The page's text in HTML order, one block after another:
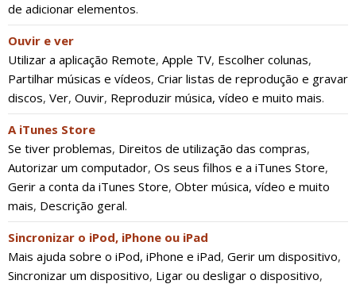
de adicionar elementos.
Ouvir e ver
Utilizar a aplicação Remote, Apple TV, Escolher colunas,
Partilhar músicas e vídeos, Criar listas de reprodução e gravar
discos, Ver, Ouvir, Reproduzir música, vídeo e muito mais.
A iTunes Store
Se tiver problemas, Direitos de utilização das compras,
Autorizar um computador, Os seus filhos e a iTunes Store,
Gerir a conta da iTunes Store, Obter música, vídeo e muito
mais, Descrição geral.
Sincronizar o iPod, iPhone ou iPad
Mais ajuda sobre o iPod, iPhone e iPad, Gerir um dispositivo,
Sincronizar um dispositivo, Ligar ou desligar o dispositivo,